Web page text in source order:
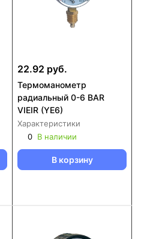
22.92 руб.
Термоманометр
радиальный 0-6 BAR
VIEIR (YE6)
Характеристики
0 В наличии
В корзину